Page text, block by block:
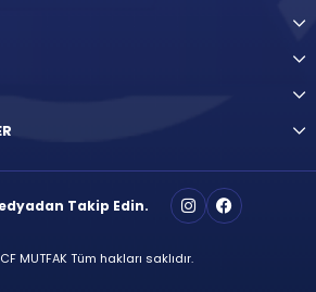
Takip Edin.
MUTFAK Tüm hakları saklıdır.